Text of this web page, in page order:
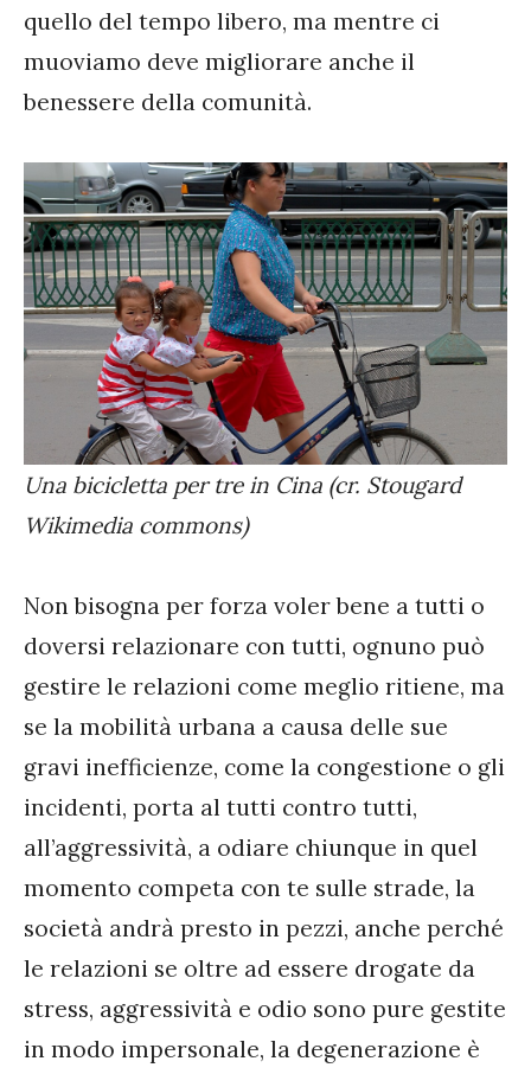
quello del tempo libero, ma mentre ci
muoviamo deve migliorare anche il
benessere della comunità.
Una bicicletta per tre in Cina (cr. Stougard
Wikimedia commons)
Non bisogna per forza voler bene a tutti o
doversi relazionare con tutti, ognuno può
gestire le relazioni come meglio ritiene, ma
se la mobilità urbana a causa delle sue
gravi inefficienze, come la congestione o gli
incidenti, porta al tutti contro tutti,
all’aggressività, a odiare chiunque in quel
momento competa con te sulle strade, la
società andrà presto in pezzi, anche perché
le relazioni se oltre ad essere drogate da
stress, aggressività e odio sono pure gestite
in modo impersonale, la degenerazione è